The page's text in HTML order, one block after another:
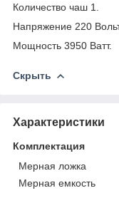
Количество чаш 1.
Напряжение 220
Мощность 3950 Ватт.
Скрыть
Характеристики
Комплектация
Мерная ложка
Мерная емкость